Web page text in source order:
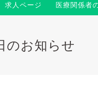
求人ページ 医療関係者
のお知らせ